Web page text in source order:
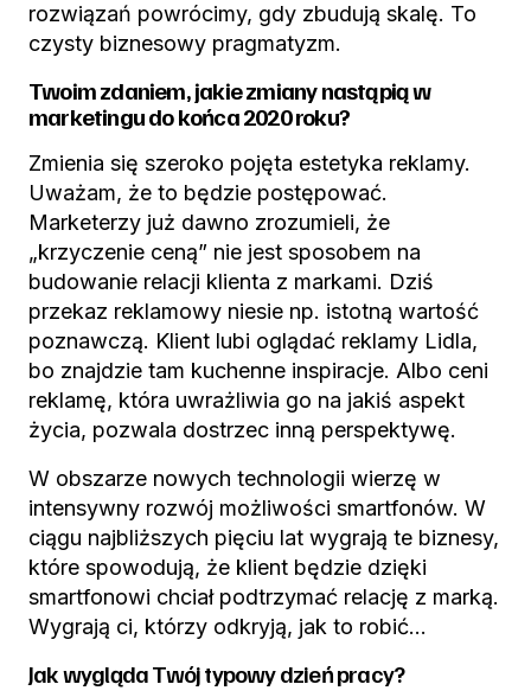
rozwiązań powrócimy, gdy zbudują skalę. To
czysty biznesowy pragmatyzm.
Twoim zdaniem, jakie zmiany nastąpią w
marketingu do końca 2020 roku?
Zmienia się szeroko pojęta estetyka reklamy.
Uważam, że to będzie postępować.
Marketerzy już dawno zrozumieli, że
„krzyczenie ceną” nie jest sposobem na
budowanie relacji klienta z markami. Dziś
przekaz reklamowy niesie np. istotną wartość
poznawczą. Klient lubi oglądać reklamy Lidla,
bo znajdzie tam kuchenne inspiracje. Albo ceni
reklamę, która uwrażliwia go na jakiś aspekt
życia, pozwala dostrzec inną perspektywę.
W obszarze nowych technologii wierzę w
intensywny rozwój możliwości smartfonów. W
ciągu najbliższych pięciu lat wygrają te biznesy,
które spowodują, że klient będzie dzięki
smartfonowi chciał podtrzymać relację z marką.
Wygrają ci, którzy odkryją, jak to robić…
Jak wygląda Twój typowy dzień pracy?